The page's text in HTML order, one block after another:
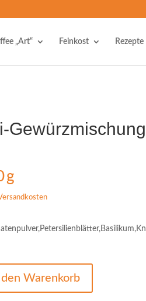
„Art“ Feinkost Rezepte
Gewürzmischung
g
den Warenkorb